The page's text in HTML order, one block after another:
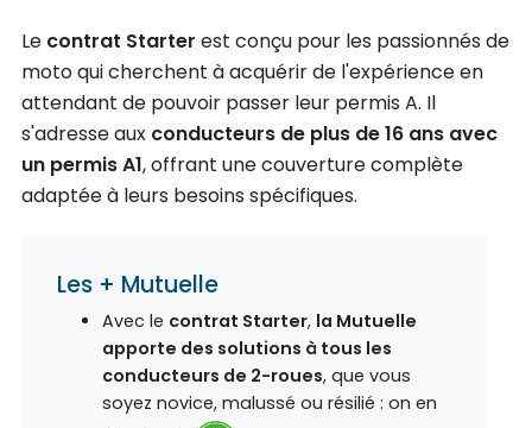
Le contrat Starter est conçu pour les passionnés de
moto qui cherchent à acquérir de l'expérience en
attendant de pouvoir passer leur permis A. Il
s'adresse aux conducteurs de plus de 16 ans avec
un permis A1, offrant une couverture complète
adaptée à leurs besoins spécifiques.
Les + Mutuelle
Avec le contrat Starter, la Mutuelle
apporte des solutions à tous les
conducteurs de 2-roues, que vous
soyez novice, malussé ou résilié : on en